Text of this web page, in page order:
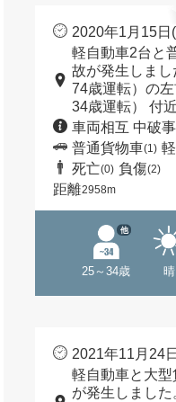
2020年1月15日
軽自動車2台と
故が発生しま
74歳運転）の
34歳運転） 付近
車両相互 中破
普通貨物車(1)
死亡(0) 負傷(2)
距離2958m
25～34歳
他
晴
2021年11月24
軽自動車と大
が発生しまし